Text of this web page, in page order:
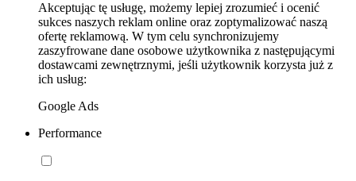
Akceptując tę usługę, możemy lepiej zrozumieć i ocenić
sukces naszych reklam online oraz zoptymalizować naszą
ofertę reklamową. W tym celu synchronizujemy
zaszyfrowane dane osobowe użytkownika z następującymi
dostawcami zewnętrznymi, jeśli użytkownik korzysta już z
ich usług:
Google Ads
Performance